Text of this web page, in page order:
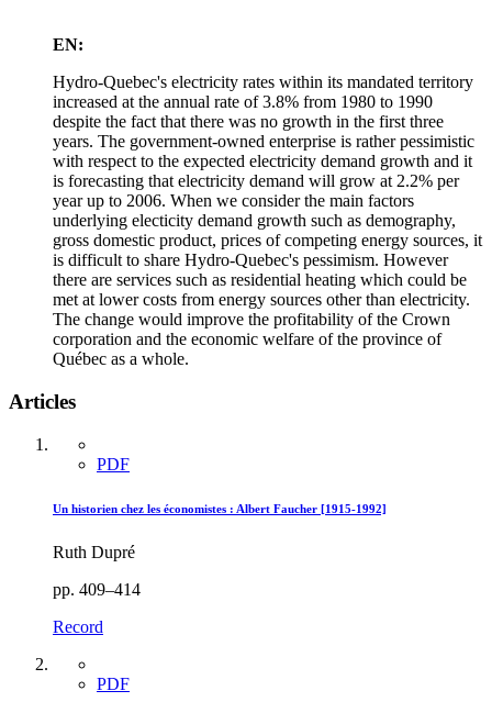
EN:
Hydro-Quebec's electricity rates within its mandated territory
increased at the annual rate of 3.8% from 1980 to 1990
despite the fact that there was no growth in the first three
years. The government-owned enterprise is rather pessimistic
with respect to the expected electricity demand growth and it
is forecasting that electricity demand will grow at 2.2% per
year up to 2006. When we consider the main factors
underlying electicity demand growth such as demography,
gross domestic product, prices of competing energy sources, it
is difficult to share Hydro-Quebec's pessimism. However
there are services such as residential heating which could be
met at lower costs from energy sources other than electricity.
The change would improve the profitability of the Crown
corporation and the economic welfare of the province of
Québec as a whole.
Articles
PDF
Un historien chez les économistes : Albert Faucher [1915-1992]
Ruth Dupré
pp. 409–414
Record
PDF